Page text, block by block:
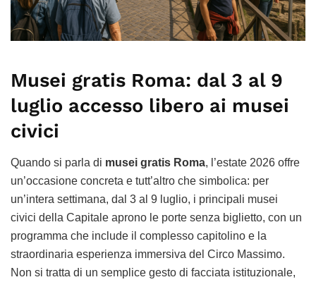
Musei gratis Roma: dal 3 al 9
luglio accesso libero ai musei
civici
Quando si parla di musei gratis Roma, l’estate 2026 offre
un’occasione concreta e tutt’altro che simbolica: per
un’intera settimana, dal 3 al 9 luglio, i principali musei
civici della Capitale aprono le porte senza biglietto, con un
programma che include il complesso capitolino e la
straordinaria esperienza immersiva del Circo Massimo.
Non si tratta di un semplice gesto di facciata istituzionale,